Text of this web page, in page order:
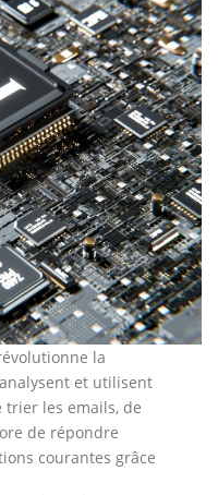
la
et utilisent
trier les emails, de
de répondre
courantes grâce